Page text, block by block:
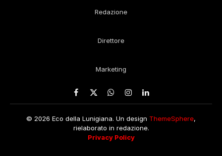
Redazione
Direttore
Marketing
Facebook
X
WhatsApp
Instagram
LinkedIn
© 2026 Eco della Lunigiana. Un design ThemeSphere,
rielaborato in redazione.
Privacy Policy